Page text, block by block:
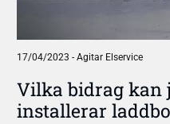
17/04/2023 -Agitar Elservice
Vilka bidrag kan
installerar